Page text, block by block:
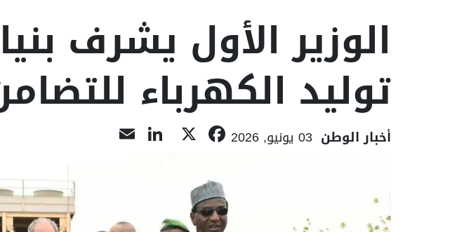
الوزير الأول يشرف
توليد الكهرباء
أخبار الوطن 03 يونيو, 2026 Facebook
LinkedIn